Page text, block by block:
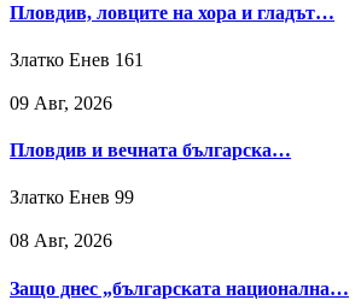
Пловдив, ловците на хора и гладът…
Златко Енев 161
09 Авг, 2026
Пловдив и вечната българска…
Златко Енев 99
08 Авг, 2026
Защо днес „българската национална…